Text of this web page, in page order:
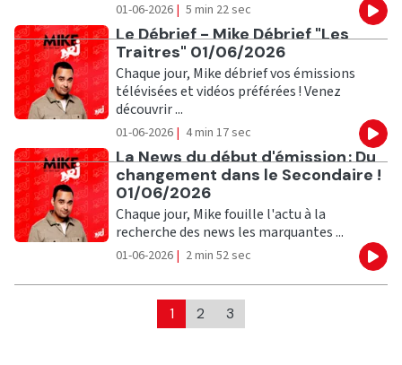
01-06-2026 | 5 min 22 sec
Ecouter
Le Débrief - Mike Débrief "Les
Traitres" 01/06/2026
Chaque jour, Mike débrief vos émissions
télévisées et vidéos préférées ! Venez
découvrir ...
01-06-2026 | 4 min 17 sec
Ecouter
La News du début d'émission : Du
changement dans le Secondaire !
01/06/2026
Chaque jour, Mike fouille l'actu à la
recherche des news les marquantes ...
01-06-2026 | 2 min 52 sec
1 2 3